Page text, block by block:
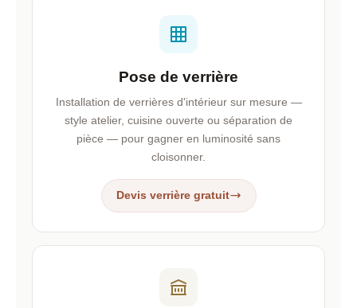
Pose de verrière
Installation de verrières d'intérieur sur mesure —
style atelier, cuisine ouverte ou séparation de
pièce — pour gagner en luminosité sans
cloisonner.
Devis verrière gratuit